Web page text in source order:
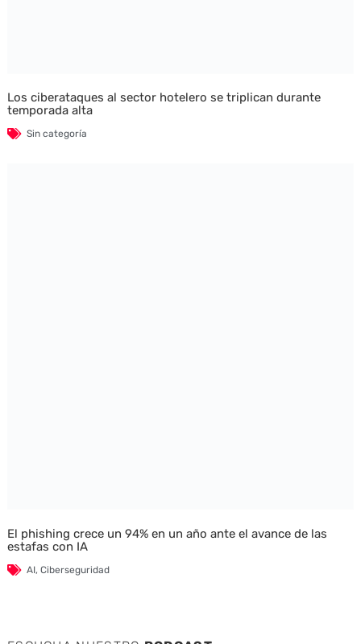
Los ciberataques al sector hotelero se triplican durante
temporada alta
Sin categoría
El phishing crece un 94% en un año ante el avance de las
estafas con IA
AI, Ciberseguridad